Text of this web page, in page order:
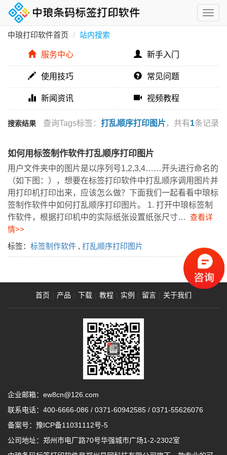
中琅打印软件首页 站内搜索
服务中心 新手入门
使用技巧 常见问题
新闻资讯 视频教程
搜索结果 查询Tags标签： 打乱顺序打印图片，共有1条记录
如何用标签制作软件打乱顺序打印图片
用户文件夹中的图片是以序列号1,2,3,4……开头进行命名的
（如下图：），想要在标签打印软件中打乱顺序调用图片并
用打印机打印出来，应该怎么做？下面我们一起看看中琅标
签制作软件中如何打乱顺序打印图片。 1. 打开中琅标签制
作软件，根据打印机中的实际纸张设置纸张尺寸… 查看详
情>>
标签： 标签制作软件 , 打乱顺序打印图片
首页 产品 下载 教程 实例 留言 关于我们
企业邮箱：ew8cn@126.com
联系电话： 400-6666-086 / 0371-60942585 / 0371-55626076
备案号： 豫ICP备11031112号-5
公司地址：郑州市电厂路70号华强城市广场1-2-2302室